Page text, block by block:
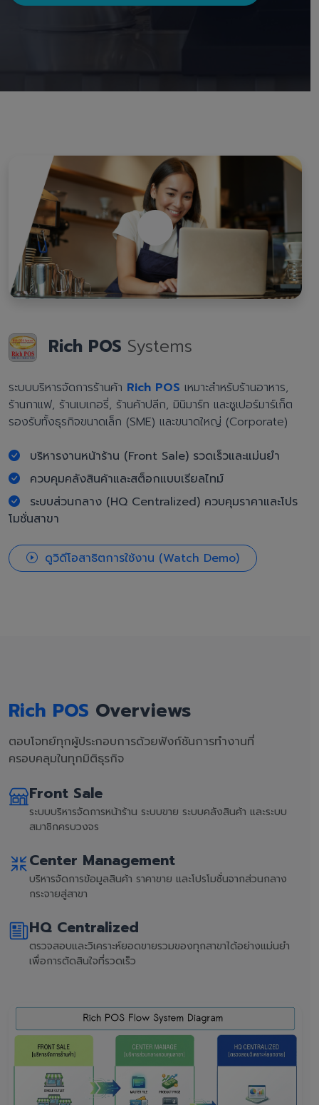
Rich POS Systems
ระบบบริหารจัดการร้านค้า Rich POS เหมาะสำหรับร้านอาหาร,
ร้านกาแฟ, ร้านเบเกอรี่, ร้านค้าปลีก, มินิมาร์ท และซูเปอร์มาร์เก็ต
รองรับทั้งธุรกิจขนาดเล็ก (SME) และขนาดใหญ่ (Corporate)
บริหารงานหน้าร้าน (Front Sale) รวดเร็วและแม่นยำ
ควบคุมคลังสินค้าและสต็อกแบบเรียลไทม์
ระบบส่วนกลาง (HQ Centralized) ควบคุมราคาและโปร
โมชั่นสาขา
ดูวิดีโอสาธิตการใช้งาน (Watch Demo)
Rich POS Overviews
ตอบโจทย์ทุกผู้ประกอบการด้วยฟังก์ชันการทำงานที่
ครอบคลุมในทุกมิติธุรกิจ
Front Sale
ระบบบริหารจัดการหน้าร้าน ระบบขาย ระบบคลังสินค้า และระบบ
สมาชิกครบวงจร
Center Management
บริหารจัดการข้อมูลสินค้า ราคาขาย และโปรโมชั่นจากส่วนกลาง
กระจายสู่สาขา
HQ Centralized
ตรวจสอบและวิเคราะห์ยอดขายรวมของทุกสาขาได้อย่างแม่นยำ
เพื่อการตัดสินใจที่รวดเร็ว